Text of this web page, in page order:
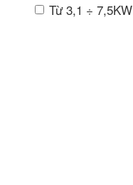
Từ 3,1 ÷ 7,5KW